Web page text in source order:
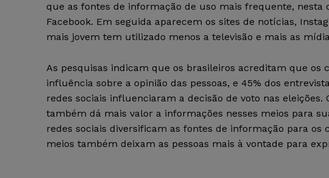
que as fontes de informação de uso mais frequente, nesta
Facebook. Em seguida aparecem os sites de notícias,
mais jovem tem utilizado menos a televisão e mais as
As pesquisas indicam que os brasileiros acreditam que os
influência sobre a opinião das pessoas, e 45% dos
redes sociais influenciaram a decisão de voto nas
também dá mais valor a informações nesses meios para
redes sociais diversificam as fontes de informação para os
meios também deixam as pessoas mais à vontade para